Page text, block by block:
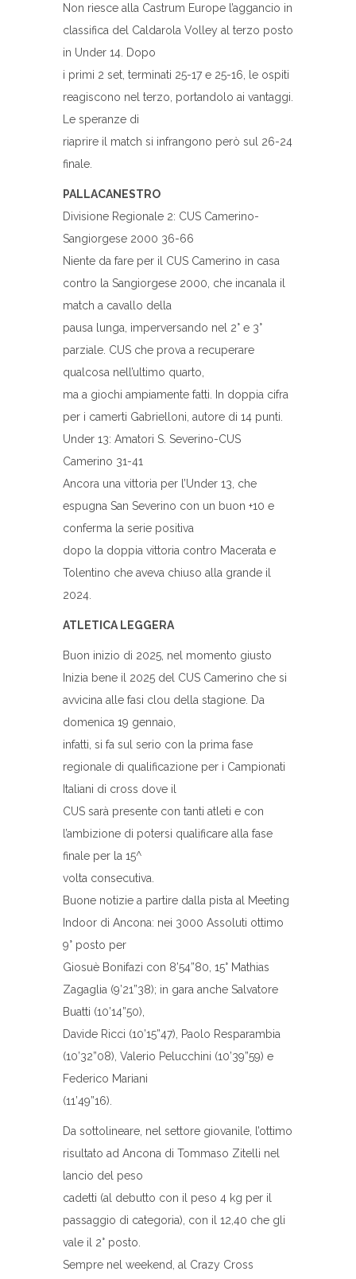
Non riesce alla Castrum Europe l’aggancio in
classifica del Caldarola Volley al terzo posto
in Under 14. Dopo
i primi 2 set, terminati 25-17 e 25-16, le ospiti
reagiscono nel terzo, portandolo ai vantaggi.
Le speranze di
riaprire il match si infrangono però sul 26-24
finale.
PALLACANESTRO
Divisione Regionale 2: CUS Camerino-
Sangiorgese 2000 36-66
Niente da fare per il CUS Camerino in casa
contro la Sangiorgese 2000, che incanala il
match a cavallo della
pausa lunga, imperversando nel 2° e 3°
parziale. CUS che prova a recuperare
qualcosa nell’ultimo quarto,
ma a giochi ampiamente fatti. In doppia cifra
per i camerti Gabrielloni, autore di 14 punti.
Under 13: Amatori S. Severino-CUS
Camerino 31-41
Ancora una vittoria per l’Under 13, che
espugna San Severino con un buon +10 e
conferma la serie positiva
dopo la doppia vittoria contro Macerata e
Tolentino che aveva chiuso alla grande il
2024.
ATLETICA LEGGERA
Buon inizio di 2025, nel momento giusto
Inizia bene il 2025 del CUS Camerino che si
avvicina alle fasi clou della stagione. Da
domenica 19 gennaio,
infatti, si fa sul serio con la prima fase
regionale di qualificazione per i Campionati
Italiani di cross dove il
CUS sarà presente con tanti atleti e con
l’ambizione di potersi qualificare alla fase
finale per la 15^
volta consecutiva.
Buone notizie a partire dalla pista al Meeting
Indoor di Ancona: nei 3000 Assoluti ottimo
9° posto per
Giosuè Bonifazi con 8’54”80, 15° Mathias
Zagaglia (9’21”38); in gara anche Salvatore
Buatti (10’14”50),
Davide Ricci (10’15”47), Paolo Resparambia
(10’32”08), Valerio Pelucchini (10’39”59) e
Federico Mariani
(11’49”16).
Da sottolineare, nel settore giovanile, l’ottimo
risultato ad Ancona di Tommaso Zitelli nel
lancio del peso
cadetti (al debutto con il peso 4 kg per il
passaggio di categoria), con il 12,40 che gli
vale il 2° posto.
Sempre nel weekend, al Crazy Cross